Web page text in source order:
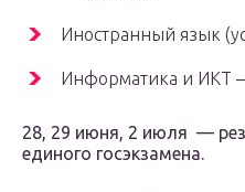
Иностранный язык
Информатика и ИКТ
28, 29 июня, 2 июля —
единого госэкзамена.